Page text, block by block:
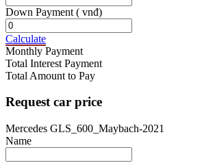
Down Payment ( vnđ)
Calculate
Monthly Payment
Total Interest Payment
Total Amount to Pay
Request car price
Mercedes GLS_600_Maybach-2021
Name